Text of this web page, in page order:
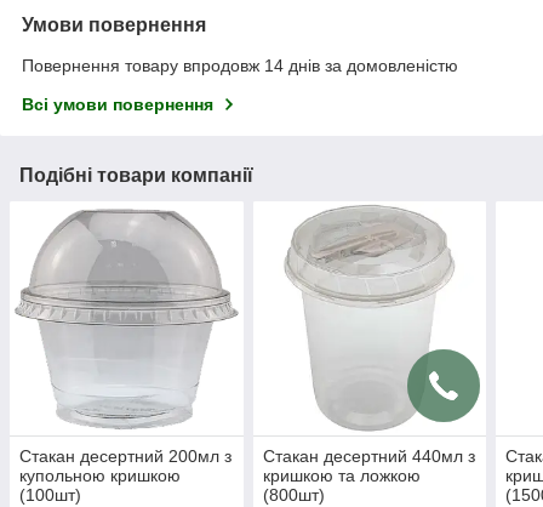
Умови повернення
Повернення товару впродовж 14 днів за домовленістю
Всі умови повернення
Подібні товари компанії
Стакан десертний 200мл з
купольною кришкою
(100шт)
Стакан десертний 440мл з
кришкою та ложкою
(800шт)